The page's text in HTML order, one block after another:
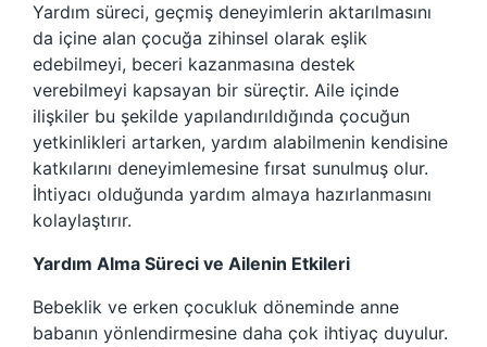
Yardım süreci, geçmiş deneyimlerin aktarılmasını
da içine alan çocuğa zihinsel olarak eşlik
edebilmeyi, beceri kazanmasına destek
verebilmeyi kapsayan bir süreçtir. Aile içinde
ilişkiler bu şekilde yapılandırıldığında çocuğun
yetkinlikleri artarken, yardım alabilmenin kendisine
katkılarını deneyimlemesine fırsat sunulmuş olur.
İhtiyacı olduğunda yardım almaya hazırlanmasını
kolaylaştırır.
Yardım Alma Süreci ve Ailenin Etkileri
Bebeklik ve erken çocukluk döneminde anne
babanın yönlendirmesine daha çok ihtiyaç duyulur.